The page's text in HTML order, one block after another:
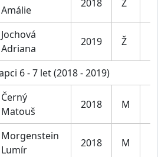
Amálie
2018 Ž
Jochová
Adriana
2019 Ž
6 - 7 let (2018 - 2019)
Černý
Matouš
2018 M
Morgenstein
Lumír
2018 M